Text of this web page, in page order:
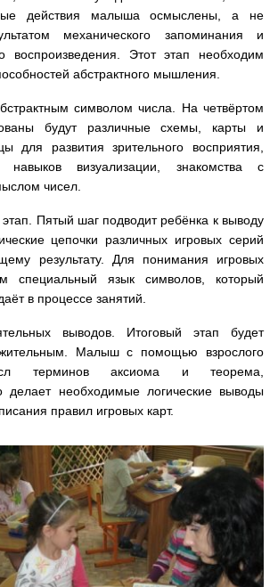
действия малыша осмыслены, а не
механического запоминания и
воспроизведения. Этот этап необходим
абстрактного мышления.
символом числа. На четвёртом
будут различные схемы, карты и
для развития зрительного восприятия,
навыков визуализации, знакомства с
чисел.
Пятый шаг подводит ребёнка к выводу
цепочки различных игровых серий
результату. Для понимания игровых
специальный язык символов, который
в процессе занятий.
выводов. Итоговый этап будет
Малыш с помощью взрослого
терминов аксиома и теорема,
делает необходимые логические выводы
правил игровых карт.